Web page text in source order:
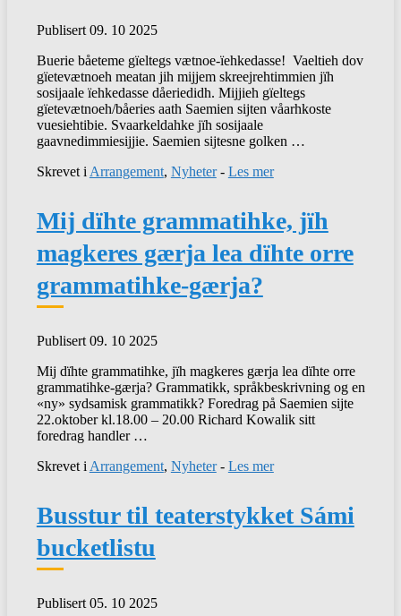
Publisert 09. 10 2025
Buerie båeteme gïeltegs vætnoe-ïehkedasse! Vaeltieh dov
gïetevætnoeh meatan jih mijjem skreejrehtimmien jïh
sosijaale ïehkedasse dåeriedidh. Mijjieh gïeltegs
gïetevætnoeh/båeries aath Saemien sijten våarhkoste
vuesiehtibie. Svaarkeldahke jïh sosijaale
gaavnedimmiesijjie. Saemien sijtesne golken …
Skrevet i Arrangement, Nyheter- Les mer
Mij dïhte grammatihke, jïh
magkeres gærja lea dïhte orre
grammatihke-gærja?
Publisert 09. 10 2025
Mij dïhte grammatihke, jïh magkeres gærja lea dïhte orre
grammatihke-gærja? Grammatikk, språkbeskrivning og en
«ny» sydsamisk grammatikk? Foredrag på Saemien sijte
22.oktober kl.18.00 – 20.00 Richard Kowalik sitt
foredrag handler …
Skrevet i Arrangement, Nyheter- Les mer
Busstur til teaterstykket Sámi
bucketlistu
Publisert 05. 10 2025